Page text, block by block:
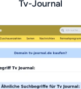
Tv-Journal